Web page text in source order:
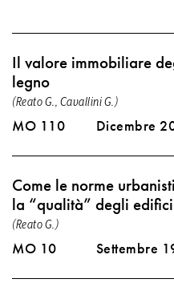
Il valore immobiliare
legno
(Reato G., Cavallini G.)
MO 110 Dicembre
Come le norme
la “qualità” degli edifici
(Reato G.)
MO 10 Settembre